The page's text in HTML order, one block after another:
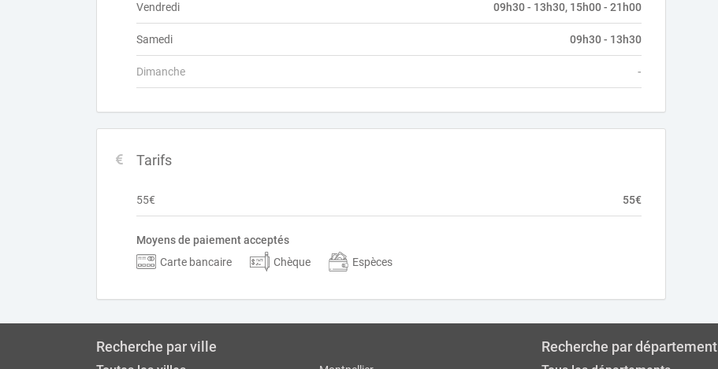
Vendredi 09h30 - 13h30, 15h00 - 21h00
Samedi 09h30 - 13h30
Dimanche -
Tarifs
55€ 55€
Moyens de paiement acceptés
Carte bancaire
Chèque Espèces
Recherche par ville Recherche par département